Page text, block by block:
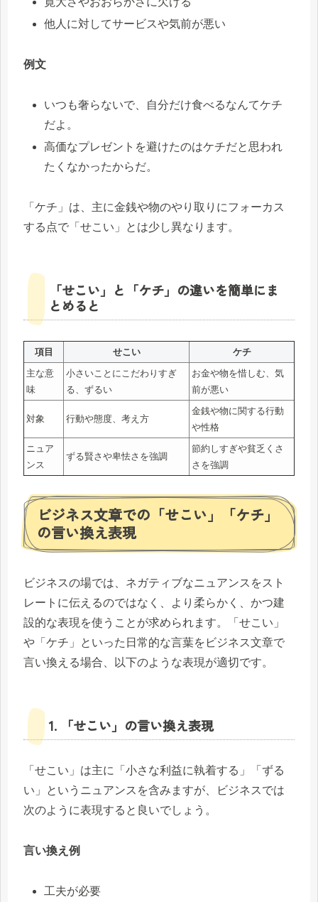
他人に対してサービスや気前が悪い
例文
いつも奢らないで、自分だけ食べるなんてケチ
だよ。
高価なプレゼントを避けたのはケチだと思われ
たくなかったからだ。
「ケチ」は、主に金銭や物のやり取りにフォーカス
する点で「せこい」とは少し異なります。
「せこい」と「ケチ」の違いを簡単にま
とめると
項目 せこい
ケチ
主な意
味
小さいことにこだわりすぎ
る、ずるい
お金や物を惜しむ、気
前が悪い
対象 行動や態度、考え方
金銭や物に関する行動
や性格
ニュア
ンス
ずる賢さや卑怯さを強調
節約しすぎや貧乏くさ
さを強調
ビジネス文章での「せこい」「ケチ」
の言い換え表現
ビジネスの場では、ネガティブなニュアンスをスト
レートに伝えるのではなく、より柔らかく、かつ建
設的な表現を使うことが求められます。「せこい」
や「ケチ」といった日常的な言葉をビジネス文章で
言い換える場合、以下のような表現が適切です。
1. 「せこい」の言い換え表現
「せこい」は主に「小さな利益に執着する」「ずる
い」というニュアンスを含みますが、ビジネスでは
次のように表現すると良いでしょう。
言い換え例
工夫が必要